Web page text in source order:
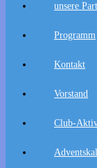
unsere
Programm
Kontakt
Vorstand
Club-